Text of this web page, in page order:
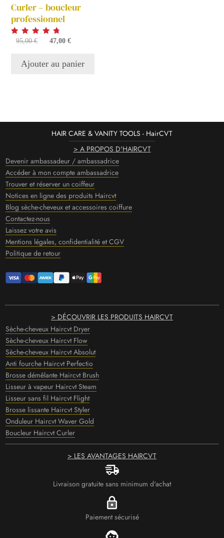
Curler – boucleur
professionnel
Note
95,00€
Le
était :
47,00 €
actuel
est :
Ajouter au panier
HAIR CARE & VANITY TOOLS - HairCVT
> A PROPOS D'HAIRCVT
Devenir ambassadeur / ambassadrice
Accéder à mon compte ambassadrice
Trouver et réserver un coiffeur
Notices en ligne des produits Haircvt
Blog sèche-cheveux et accessoires coiffure
Contactez-nous
Laissez votre avis
Mentions légales, confidentialité et CGV
Politique de retour
> DÉCOUVRIR LES PRODUITS HAIRCVT
Sèche-cheveux Haircvt Dryer
Sèche-cheveux Haircvt Flow
Sèche-cheveux Haircvt Absolut
Anti fourche Haircvt Perfectio
Brosse démêlante Haircvt Brush
Lisseur à vapeur Haircvt Steam
Lisseur sans fil Haircvt Flight
Brosse lissante Haircvt Styler
Onduleur Haircvt Waver Gold
Boucleur Haircvt Curler
> LES AVANTAGES HAIRCVT
Livraison gratuite sans minimum d'achat
Paiement sécurisé